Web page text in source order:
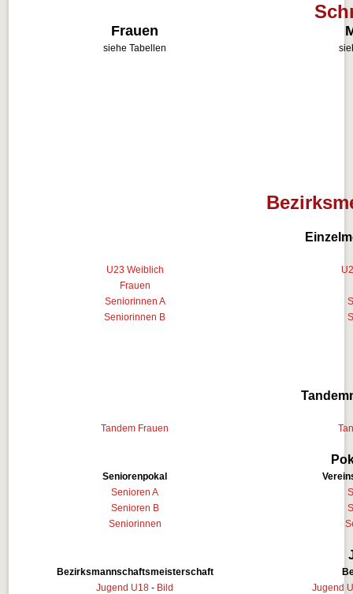
Frauen
siehe Tabellen
U23 Weiblich
Frauen
Seniorinnen A
Seniorinnen B
Tandem Frauen
Seniorenpokal
Senioren A
Senioren B
Seniorinnen
Bezirksmannschaftsmeisterschaft
Jugend U18 - Bild
Jugend